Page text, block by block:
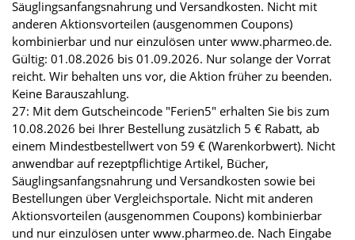
Säuglingsanfangsnahrung und Versandkosten. Nicht mit
anderen Aktionsvorteilen (ausgenommen Coupons)
kombinierbar und nur einzulösen unter www.pharmeo.de.
Gültig: 01.08.2026 bis 01.09.2026. Nur solange der Vorrat
reicht. Wir behalten uns vor, die Aktion früher zu beenden.
Keine Barauszahlung.
27: Mit dem Gutscheincode "Ferien5" erhalten Sie bis zum
10.08.2026 bei Ihrer Bestellung zusätzlich 5 € Rabatt, ab
einem Mindestbestellwert von 59 € (Warenkorbwert). Nicht
anwendbar auf rezeptpflichtige Artikel, Bücher,
Säuglingsanfangsnahrung und Versandkosten sowie bei
Bestellungen über Vergleichsportale. Nicht mit anderen
Aktionsvorteilen (ausgenommen Coupons) kombinierbar
und nur einzulösen unter www.pharmeo.de. Nach Eingabe